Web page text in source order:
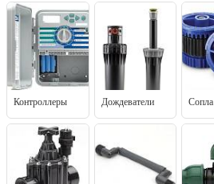
Контроллеры Дождеватели Сопла